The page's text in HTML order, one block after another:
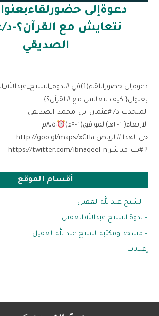
دعوةإلى
نتعايش مع القرآن؟-د/
الصديقي
دعوةإلى حضوراللقاء(1)في
بعنوان{ كيف نتعايش مع #القرآن؟}
المتحدث د/ #عثمان_بن_محمد_الصديقي –
الاربعاء(٢١-٢هـ)الموافق(٦-٩م)
٨،٥٠م
حي الهدا #الرياض http://goo.gl/maps/xCtla
? #بث_مباشر https://twitter.com/ibnaqeel_n
أقسام الموقع
– الشيخ عبدالله العقيل
– ندوة الشيخ عبدالله العقيل
– مسجد ومكتبة الشيخ عبدالله العقيل
إعلانات